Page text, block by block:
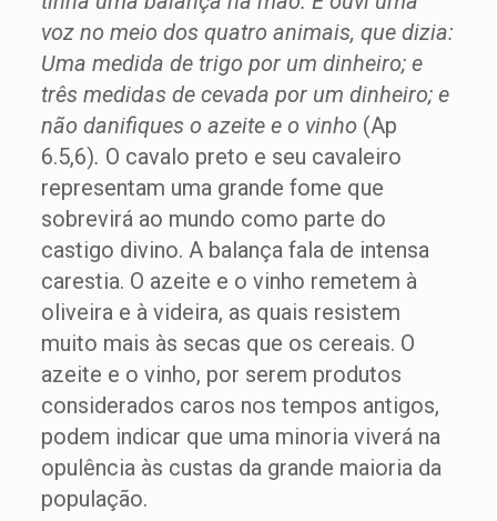
voz no meio dos quatro animais, que dizia:
Uma medida de trigo por um dinheiro; e
três medidas de cevada por um dinheiro; e
não danifiques o azeite e o vinho (Ap
6.5,6). O cavalo preto e seu cavaleiro
representam uma grande fome que
sobrevirá ao mundo como parte do
castigo divino. A balança fala de intensa
carestia. O azeite e o vinho remetem à
oliveira e à videira, as quais resistem
muito mais às secas que os cereais. O
azeite e o vinho, por serem produtos
considerados caros nos tempos antigos,
podem indicar que uma minoria viverá na
opulência às custas da grande maioria da
população.